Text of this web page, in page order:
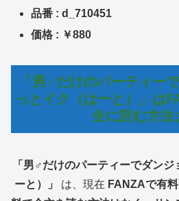
品番 : d_710451
価格 : ￥880
「男♂だけのパーティー
っとイク（はーと）」は
全に読む方法
「男♂だけのパーティーでダン
ーと）」
は、現在 FANZAで有